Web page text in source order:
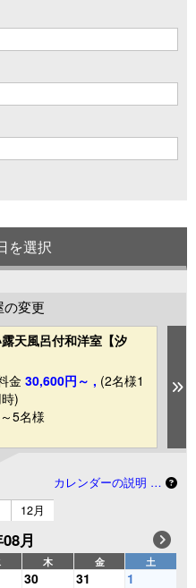
を選択
の変更
天風呂付和洋室【汐
金 30,600円～ , (2名様1
)
5名様
カレンダーの説明 …
12月
月
木 金 土
30 31 1